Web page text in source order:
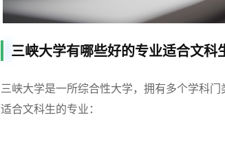
三峡大学有哪些好的专业适合文科
三峡大学是一所综合性大学，拥有多个学科
适合文科生的专业：